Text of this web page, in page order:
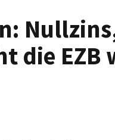
die EZB